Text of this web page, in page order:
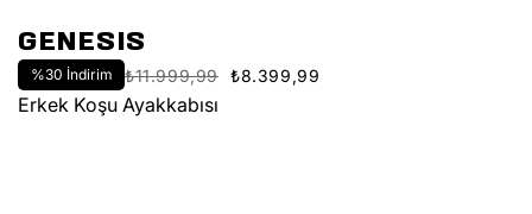
GENESIS
%30 İndirim ₺11.999,99 ₺8.399,99
Erkek Koşu Ayakkabısı